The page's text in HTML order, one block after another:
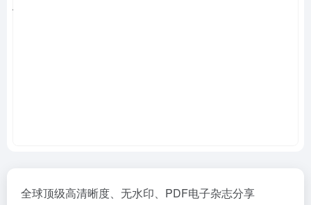
全球顶级高清晰度、无水印、PDF电子杂志分享